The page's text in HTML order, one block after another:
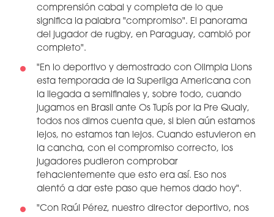
comprensión cabal y completa de lo que
significa la palabra "compromiso". El panorama
del jugador de rugby, en Paraguay, cambió por
completo".
"En lo deportivo y demostrado con Olimpia Lions
esta temporada de la Superliga Americana con
la llegada a semifinales y, sobre todo, cuando
jugamos en Brasil ante Os Tupís por la Pre Qualy,
todos nos dimos cuenta que, si bien aún estamos
lejos, no estamos tan lejos. Cuando estuvieron en
la cancha, con el compromiso correcto, los
jugadores pudieron comprobar
fehacientemente que esto era así. Eso nos
alentó a dar este paso que hemos dado hoy".
"Con Raúl Pérez, nuestro director deportivo, nos